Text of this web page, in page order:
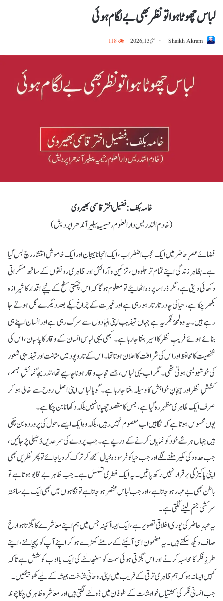
لباس چھوٹا ہوا تو نظر بھی بے لگام ہوئی
Shaikh Akram مئی 13, 2026 118
خامہ بکف: فضیل اختر قاسمی بھیروی
( خادم التدریس دارالعلوم رحیمیہ پیلیر آندھراپردیش)
فضائے عصرِ حاضر میں ایک عجب اضطراب، ایک انجانا ہیجان اور ایک خاموش انتشار رچ بس گیا
ہے۔ بظاہر زندگی اپنے تمام تر جلووں، تزئین و آرائش اور ظاہری رونقوں کے ساتھ مسکراتی
دکھائی دیتی ہے، مگر ذرا سا پردہ اٹھائیے تو معلوم ہوگا کہ اس چمکتی سطح کے نیچے اقدار کا شیرازہ
بکھر چکا ہے، حیا کی چادر تار تار ہو رہی ہے اور غیرت کے چراغ یکے بعد دیگرے گل ہوتے جا
رہے ہیں۔ یہ وہ لمحۂ فکریہ ہے جہاں تہذیب اپنی بنیادوں سے سرک رہی ہے اور انسان اپنے ہی
بنائے ہوئے فریبِ نظر کا اسیر بنتا جا رہا ہے۔ کبھی یہی لباس انسان کے وقار کا پاسبان، اس کی
شخصیت کا محافظ اور اس کی شرافت کا اعلان ہوتا تھا۔ اس کے تار و پود میں متانت اور تہذیبی شعور
کی خوشبو بسی ہوتی تھی۔ مگر اب یہی لباس، جسے حجابِ وقار ہونا چاہیے تھا، تدریجاً نمائشِ جسم،
کششِ نظر اور ہیجانِ خواہش کا وسیلہ بنتا جا رہا ہے۔ گویا لباس اپنی اصل روح سے خالی ہو کر
صرف ایک ظاہری مظہر رہ گیا ہے، جس کا مقصد چھپانا نہیں بلکہ دکھانا بن چکا ہے۔
یوں محسوس ہوتا ہے کہ نگاہیں اب معصوم نہیں رہیں، بلکہ وہ ایک ایسے ماحول کی پروردہ بن چکی
ہیں جہاں ہر شے خود کو نمایاں کرنے کے درپے ہے۔ جب پردے کی سرحدیں ڈھیلی پڑ جائیں،
جب حدود کی لکیر مٹنے لگے اور جب حیا کو فرسودہ خیال سمجھ کر ترک کر دیا جائے تو پھر نظریں بھی
اپنی پاکیزگی برقرار نہیں رکھ پاتیں۔ یہ ایک فطری تسلسل ہے۔ جب ظاہر بے قابو ہوتا ہے تو
باطن بھی بے مہار ہو جاتا ہے، اور جب لباس مختصر ہو جاتا ہے تو نگاہوں میں بھی ایک بے ساختہ
سرکشی جنم لینے لگتی ہے۔
یہ عہدِ حاضر کی پوری اخلاقی تصویر ہے، ایک ایسا آئینہ جس میں ہم اپنے معاشرے کا بگڑتا ہوا رخ
صاف دیکھ سکتے ہیں۔ یہ مضمون اسی آئینے کے سامنے کھڑے ہو کر اپنے آپ کو پہچاننے، اپنے
طرزِ فکر کا محاسبہ کرنے اور اس بگڑتی ہوئی سمت کو سنبھالنے کی ایک با ادب کوشش ہے تاکہ
کہیں ایسا نہ ہو کہ ہم ظاہری ترقی کے فریب میں اپنی روحانی شناخت ہمیشہ کے لیے کھو بیٹھیں۔
جب انسانی فکر کی کشتیاں خواہشات کے طوفان میں ڈولنے لگتی ہیں اور معاشرہ ظاہری چکاچوند